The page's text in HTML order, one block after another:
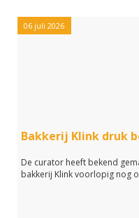
06 juli 2026
Bakkerij Klink druk
De curator heeft bekend
bakkerij Klink voorlopig nog